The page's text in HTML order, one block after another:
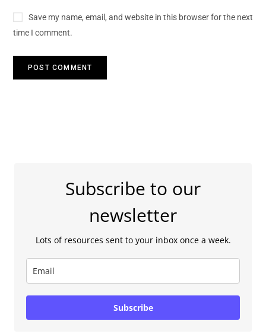
Save my name, email, and website in this browser for the next
time I comment.
Subscribe to our
newsletter
Lots of resources sent to your inbox once a week.
Subscribe